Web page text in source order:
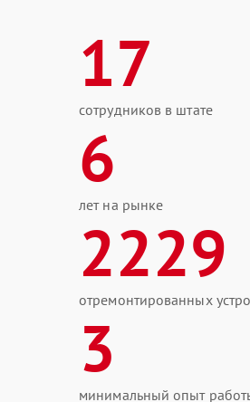
17
сотрудников в штате
6
лет на рынке
2229
отремонтированных
3
минимальный опыт